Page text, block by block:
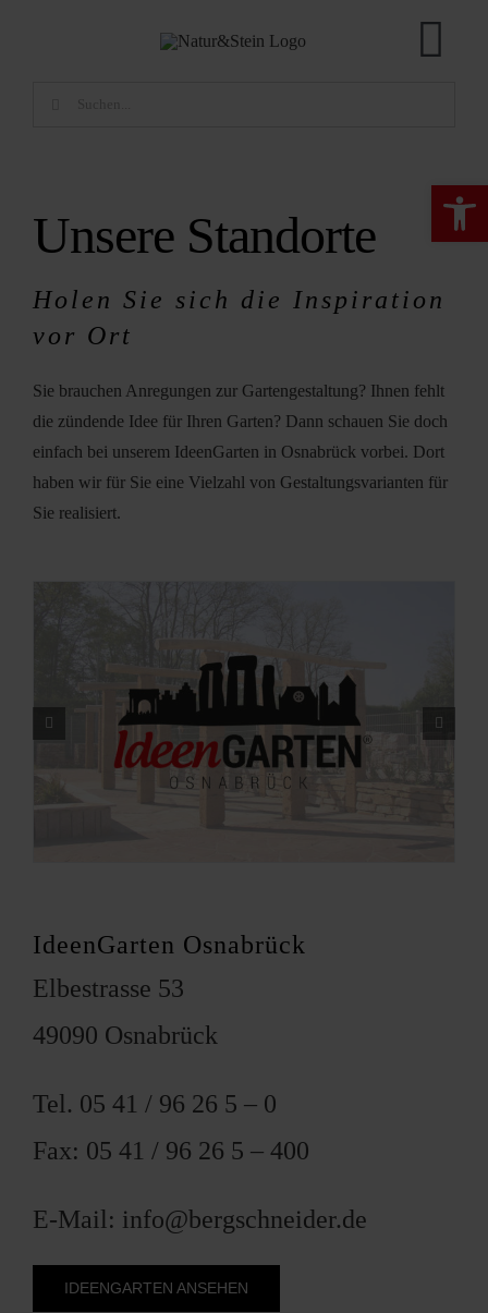
Unsere Produkte
Nachhaltigkeit
Partner
Unsere Standorte
Holen Sie sich die Inspiration
vor Ort
Sie brauchen Anregungen zur Gartengestaltung? Ihnen fehlt
die zündende Idee für Ihren Garten? Dann schauen Sie doch
einfach bei unserem IdeenGarten in Osnabrück vorbei. Dort
haben wir für Sie eine Vielzahl von Gestaltungsvarianten für
Sie realisiert.
IdeenGarten Osnabrück
Elbestrasse 53
49090 Osnabrück
Tel. 05 41 / 96 26 5 – 0
Fax: 05 41 / 96 26 5 – 400
E-Mail: info@bergschneider.de
IDEENGARTEN ANSEHEN